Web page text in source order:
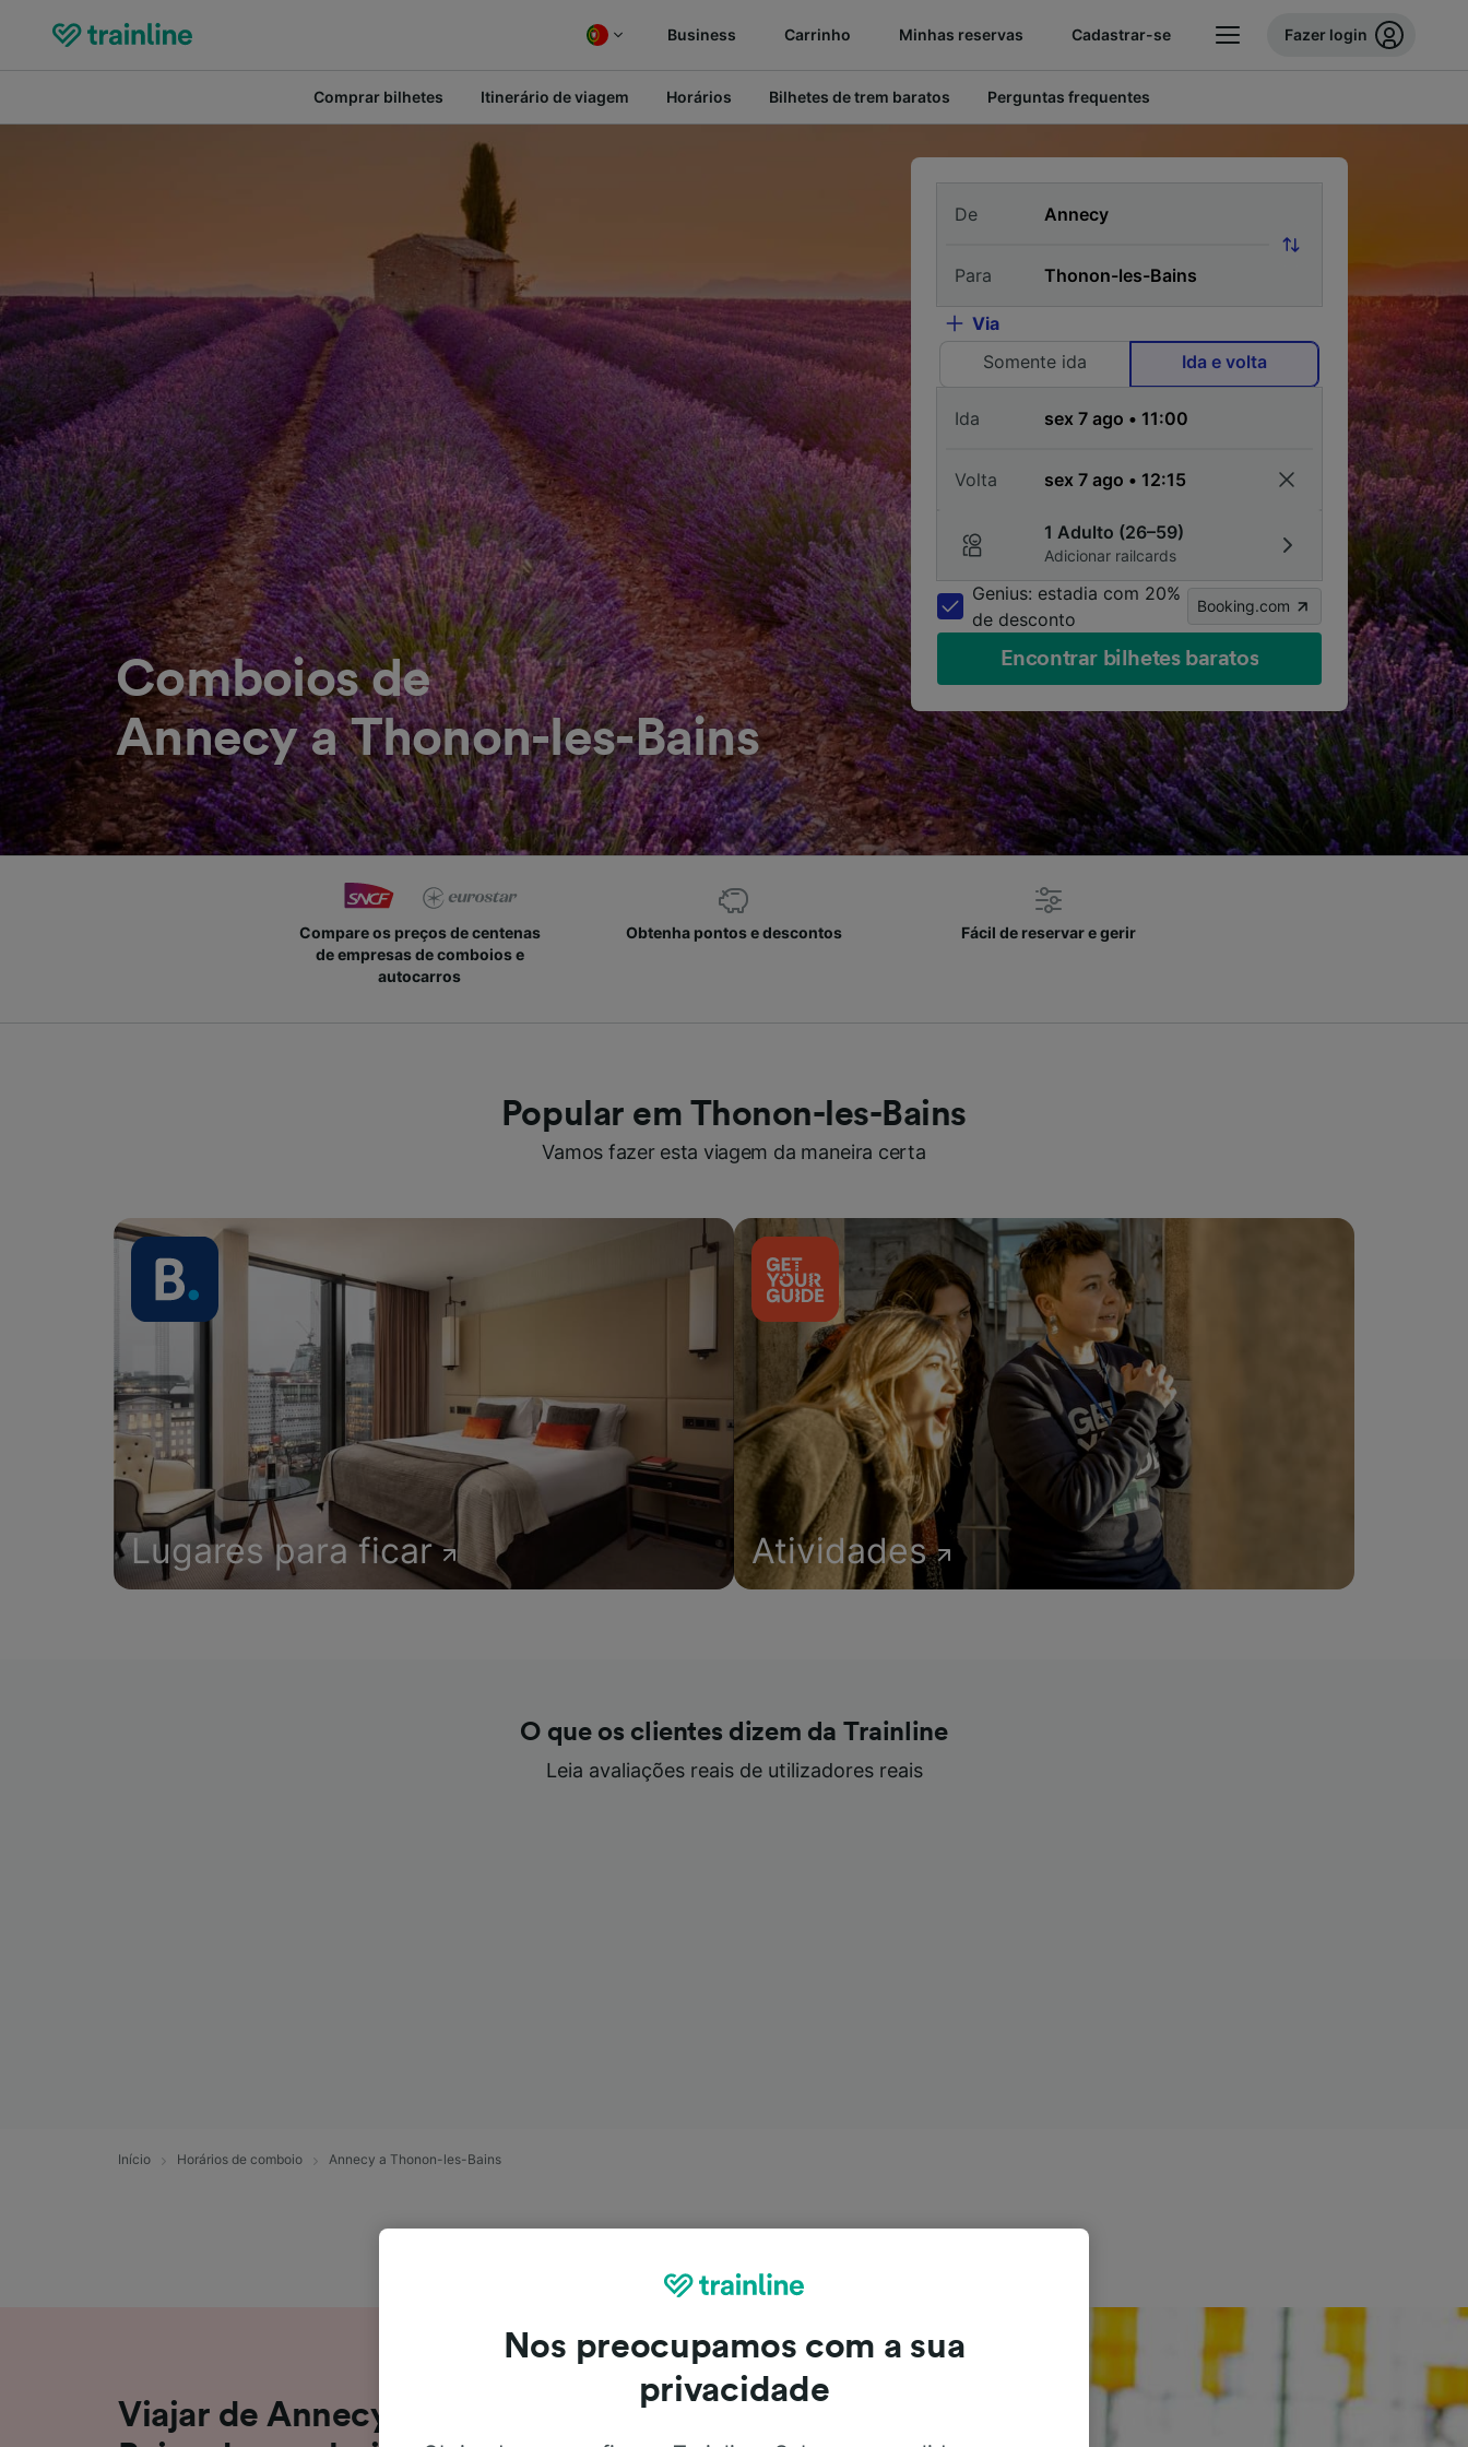
Business Carrinho Minhas reservas Cadastrar-se Fazer login
Comprar bilhetes Itinerário de viagem Horários Bilhetes de trem baratos Perguntas frequentes
Comboios de
Annecy a Thonon-les-Bains
De
Para
Via
Somente ida
Ida e volta
Ida
Volta
1 Adulto (26–59)
Adicionar railcards
Genius: estadia com 20%
de desconto
Booking.com
Encontrar bilhetes baratos
Compare os preços de centenas
de empresas de comboios e
autocarros
Obtenha pontos e descontos Fácil de reservar e gerir
Popular em Thonon-les-Bains
Vamos fazer esta viagem da maneira certa
Lugares para ficar Atividades
O que os clientes dizem da Trainline
Leia avaliações reais de utilizadores reais
Início Horários de comboio Annecy a Thonon-les-Bains
Viajar de Annecy para Thonon-les-
Nos preocupamos com a sua
privacidade